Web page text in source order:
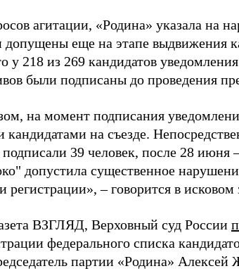
агитации, «Родина» указала на
еще на этапе выдвижения
у 218 из 269 кандидатов
были подписаны до проведения
на момент подписания
на съезде.
39 человек, после 28 июня
допустила существенное
регистрации», – говорится в исковом
ВЗГЛЯД, Верховный суд России
федерального списка
партии «Родина» Алексей